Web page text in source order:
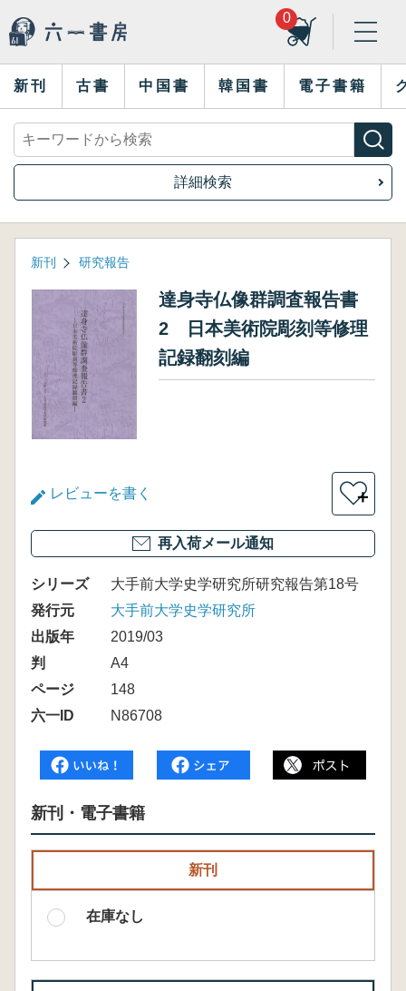
0
新刊 古書 中国書 韓国書 電子書籍
詳細検索
新刊 研究報告
達身寺仏像群調査報告書
2 日本美術院彫刻等修理
記録翻刻編
レビューを書く ＋
再入荷メール通知
シリーズ
大手前大学史学研究所研究報告第18号
発行元
大手前大学史学研究所
出版年
2019/03
判
A4
ページ
148
六一ID
N86708
新刊・電子書籍
新刊
在庫なし